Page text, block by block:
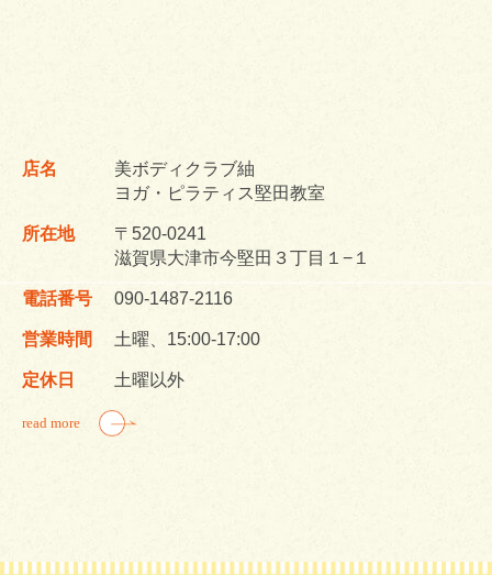
店名
美ボディクラブ紬
ヨガ・ピラティス堅田教室
所在地
〒520-0241
滋賀県大津市今堅田３丁目１−１
電話番号 090-1487-2116
営業時間 土曜、15:00-17:00
定休日 土曜以外
read more